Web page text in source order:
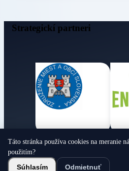
Strategickí partneri
Obecné noviny
© 2026 Všetky práva vyhradené
Táto stránka používa cookies na meranie
použitím?
Súhlasím Odmietnuť